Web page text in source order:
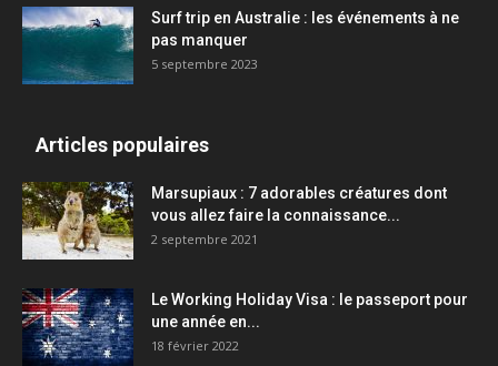
Surf trip en Australie : les événements à ne
pas manquer
5 septembre 2023
Articles populaires
Marsupiaux : 7 adorables créatures dont
vous allez faire la connaissance...
2 septembre 2021
Le Working Holiday Visa : le passeport pour
une année en...
18 février 2022